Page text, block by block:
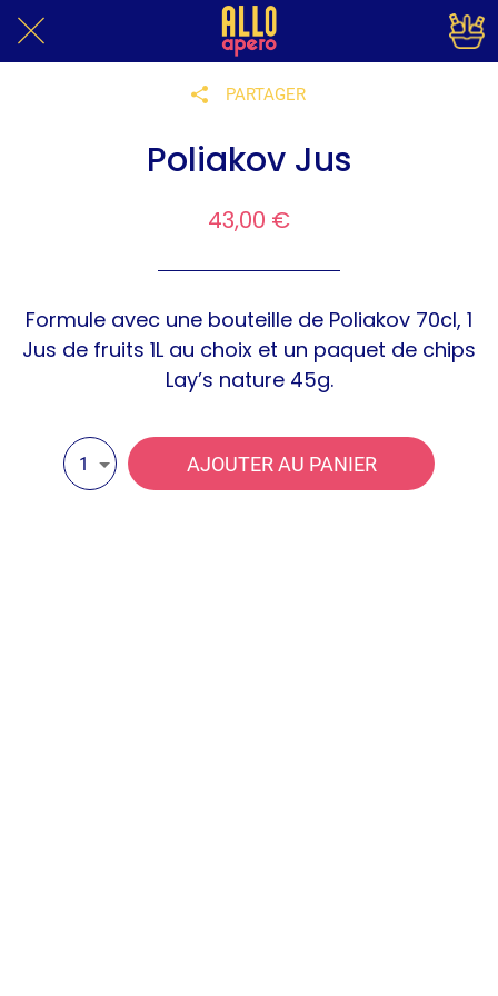
PARTAGER
Poliakov Jus
43,00 €
Formule avec une bouteille de Poliakov 70cl, 1
Jus de fruits 1L au choix et un paquet de chips
Lay’s nature 45g.
1 AJOUTER AU PANIER